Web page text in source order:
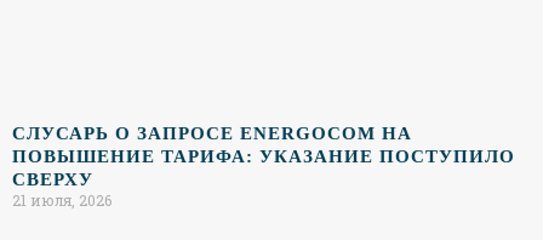
СЛУСАРЬ О ЗАПРОСЕ ENERGOCOM НА
ПОВЫШЕНИЕ ТАРИФА: УКАЗАНИЕ ПОСТУПИЛО
СВЕРХУ
21 июля, 2026